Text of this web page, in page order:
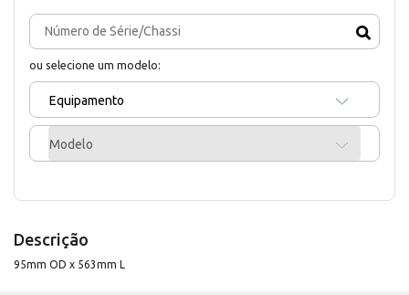
ou selecione um modelo:
Equipamento
Modelo
Descrição
95mm OD x 563mm L